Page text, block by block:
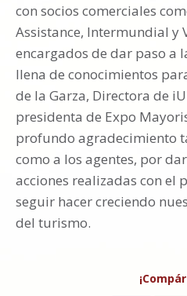
con socios comerciales
Assistance, Intermundial y
encargados de dar paso a
llena de conocimientos
de la Garza, Directora de
presidenta de Expo
profundo agradecimiento
como a los agentes, por
acciones realizadas con el
seguir hacer creciendo
del turismo.